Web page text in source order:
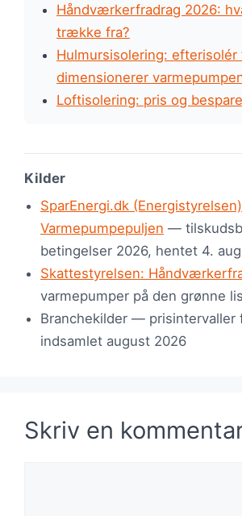
Håndværkerfradrag 2026:
trække fra?
Hulmursisolering: efterisolér
dimensionerer
Loftisolering: pris og
Kilder
SparEnergi.dk
Varmepumpepuljen —
betingelser 2026, hentet 4.
Skattestyrelsen:
varmepumper på den grønne
Branchekilder — prisintervaller
indsamlet august 2026
Skriv en